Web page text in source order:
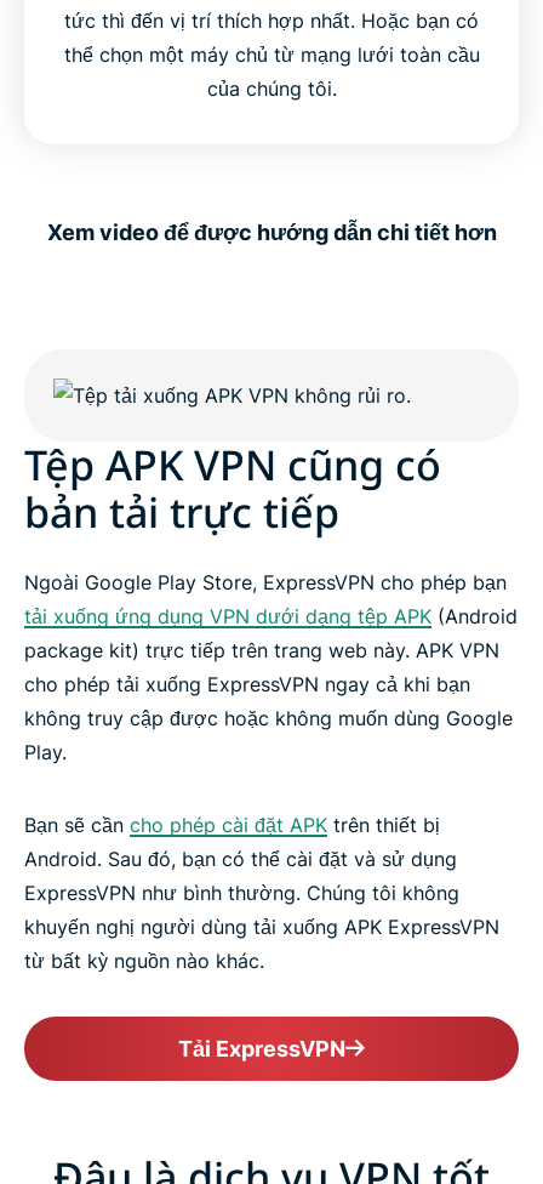
tức thì đến vị trí thích hợp nhất. Hoặc bạn có
thể chọn một máy chủ từ mạng lưới toàn cầu
của chúng tôi.
Xem video để được hướng dẫn chi tiết hơn
Tệp APK VPN cũng có
bản tải trực tiếp
Ngoài Google Play Store, ExpressVPN cho phép bạn
tải xuống ứng dụng VPN dưới dạng tệp APK (Android
package kit) trực tiếp trên trang web này. APK VPN
cho phép tải xuống ExpressVPN ngay cả khi bạn
không truy cập được hoặc không muốn dùng Google
Play.
Bạn sẽ cần cho phép cài đặt APK trên thiết bị
Android. Sau đó, bạn có thể cài đặt và sử dụng
ExpressVPN như bình thường. Chúng tôi không
khuyến nghị người dùng tải xuống APK ExpressVPN
từ bất kỳ nguồn nào khác.
Tải ExpressVPN